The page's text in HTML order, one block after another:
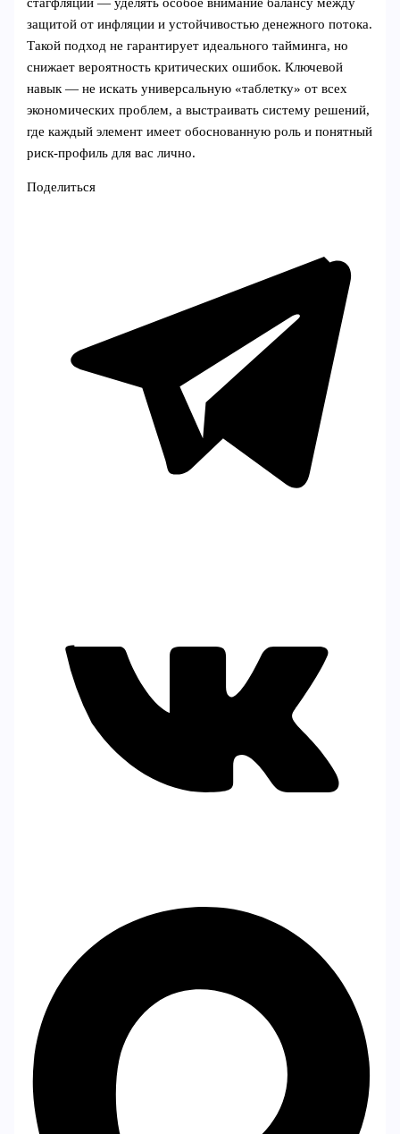
защитой от инфляции и устойчивостью денежного потока.
Такой подход не гарантирует идеального тайминга, но
снижает вероятность критических ошибок. Ключевой
навык — не искать универсальную «таблетку» от всех
экономических проблем, а выстраивать систему решений,
где каждый элемент имеет обоснованную роль и понятный
риск‑профиль для вас лично.
Поделиться